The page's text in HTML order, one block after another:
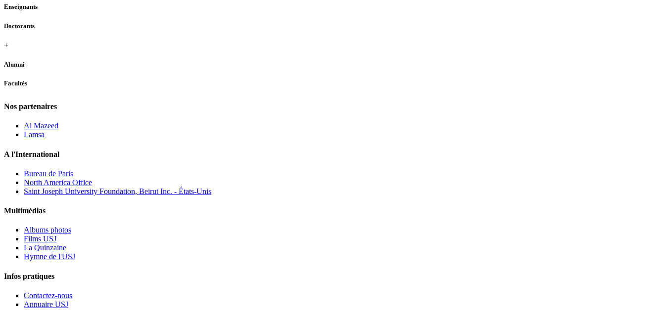
Enseignants
Doctorants
+
Alumni
Facultés
Nos partenaires
Al Mazeed
Lamsa
A l'International
Bureau de Paris
North America Office
Saint Joseph University Foundation, Beirut Inc. - États-Unis
Multimédias
Albums photos
Films USJ
La Quinzaine
Hymne de l'USJ
Infos pratiques
Contactez-nous
Annuaire USJ